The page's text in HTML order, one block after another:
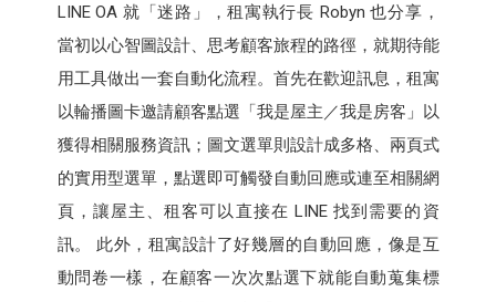
LINE OA 就「迷路」，租寓執行長 Robyn 也分享，
當初以心智圖設計、思考顧客旅程的路徑，就期待能
用工具做出一套自動化流程。首先在歡迎訊息，租寓
以輪播圖卡邀請顧客點選「我是屋主／我是房客」以
獲得相關服務資訊；圖文選單則設計成多格、兩頁式
的實用型選單，點選即可觸發自動回應或連至相關網
頁，讓屋主、租客可以直接在 LINE 找到需要的資
訊。 此外，租寓設計了好幾層的自動回應，像是互
動問卷一樣，在顧客一次次點選下就能自動蒐集標